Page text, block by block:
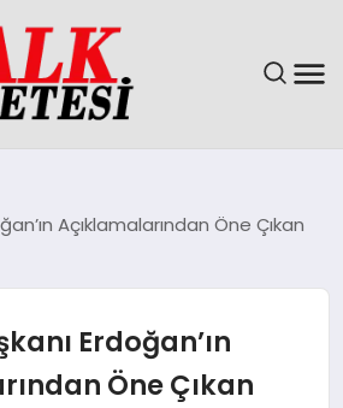
Açıklamalarından Öne Çıkan
Erdoğan’ın
Öne Çıkan